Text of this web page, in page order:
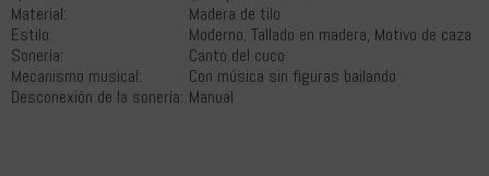
Material:
Madera de tilo
Estilo:
Moderno, Tallado en madera, Motivo de caza
Sonería:
Canto del cuco
Mecanismo musical:
Con música sin figuras bailando
Desconexión de la sonería: Manual